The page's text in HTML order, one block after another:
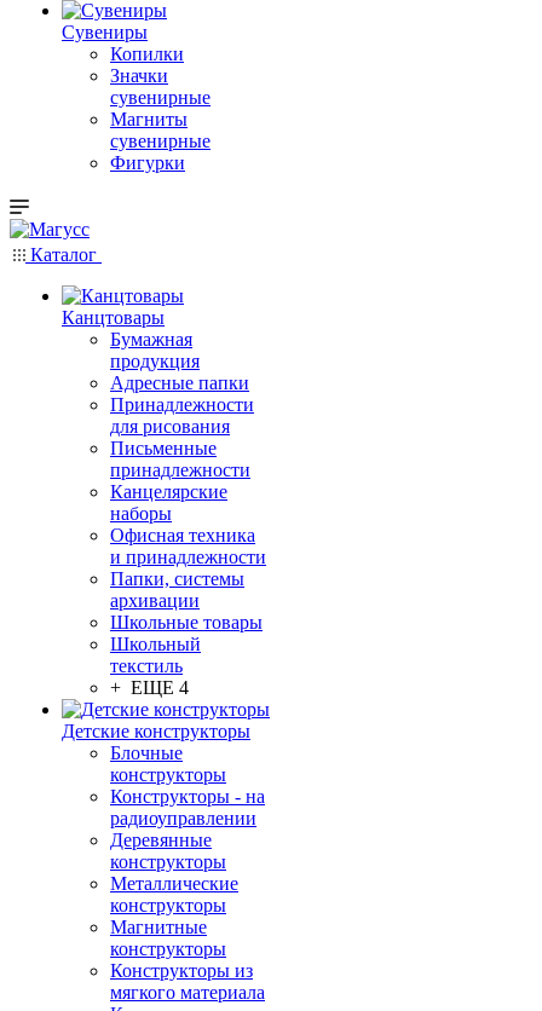
Сувениры
Копилки
Значки
сувенирные
Магниты
сувенирные
Фигурки
Каталог
Канцтовары
Бумажная
продукция
Адресные папки
Принадлежности
для рисования
Письменные
принадлежности
Канцелярские
наборы
Офисная техника
и принадлежности
Папки, системы
архивации
Школьные товары
Школьный
текстиль
+ ЕЩЕ 4
Детские конструкторы
Блочные
конструкторы
Конструкторы - на
радиоуправлении
Деревянные
конструкторы
Металлические
конструкторы
Магнитные
конструкторы
Конструкторы из
мягкого материала